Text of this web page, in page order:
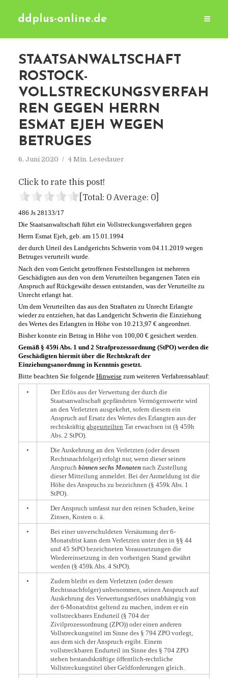
ddplus-online.de
STAATSANWALTSCHAFT
ROSTOCK-
VOLLSTRECKUNGSVERFAH
REN GEGEN HERRN
ESMAT EJEH WEGEN
BETRUGES
6. Juni 2020 4 Min. Lesedauer
Click to rate this post!
[Total: 0 Average: 0]
486 Js 28133/17
Die Staatsanwaltschaft führt ein Vollstreckungsverfahren gegen
Herrn Esmat Ejeh, geb. am 15.01.1994
der durch Urteil des Landgerichts Schwerin vom 04.11.2019 wegen
Betruges verurteilt wurde.
Nach den vom Gericht getroffenen Feststellungen ist mehreren
Geschädigten aus den von dem Verurteilten begangenen Taten ein
Anspruch auf Rückgewähr dessen entstanden, was der Verurteilte zu
Unrecht erlangt hat.
Um dem Verurteilten das aus den Straftaten zu Unrecht Erlangte
wieder zu entziehen, hat das Landgericht Schwerin die Einziehung
des Wertes des Erlangten in Höhe von 10.213,97 € angeordnet.
Bisher konnte ein Betrag in Höhe von 100,00 € gesichert werden.
Gemäß § 459i Abs. 1 und 2 Strafprozessordnung (StPO) werden die
Geschädigten hiermit über die Rechtskraft der
Einziehungsanordnung in Kenntnis gesetzt.
Bitte beachten Sie folgende Hinweisezum weiteren Verfahrensablauf:
•
Der Erlös aus der Verwertung der durch die
Staatsanwaltschaft gepfändeten Vermögenswerte wird
an den Verletzten ausgekehrt, sofern diesem ein
Anspruch auf Ersatz des Wertes des Erlangten aus der
rechtskräftigabgeurteilten Tat erwachsen ist (§ 459h
Abs. 2 StPO).
•
Die Auskehrung an den Verletzten (oder dessen
Rechtsnachfolger) erfolgt nur, wenn dieser seinen
Anspruchbinnen sechs Monaten nach Zustellung
dieser Mitteilung anmeldet. Bei der Anmeldung ist die
Höhe des Anspruchs zu bezeichnen (§ 459k Abs. 1
StPO).
•
Der Anspruch umfasst nur den reinen Schaden, keine
Zinsen, Kosten o. ä.
•
Bei einer unverschuldeten Versäumung der 6-
Monatsfrist kann dem Verletzten unter den in §§ 44
und 45 StPO bezeichneten Voraussetzungen die
Wiedereinsetzung in den vorherigen Stand gewährt
werden (§ 459k Abs. 4 StPO).
•
Zudem bleibt es dem Verletzten (oder dessen
Rechtsnachfolger) unbenommen, seinen Anspruch auf
Auskehrung des Verwertungserlöses unabhängig von
der 6-Monatsfrist geltend zu machen, indem er ein
vollstreckbares Endurteil (§ 704 der
Zivilprozessordnung (ZPO)) oder einen anderen
Vollstreckungstitel im Sinne des § 794 ZPO vorlegt,
aus dem sich der Anspruch ergibt. Einem
vollstreckbaren Endurteil im Sinne des § 704 ZPO
stehen bestandskräftige öffentlich-rechtliche
Vollstreckungstitel über Geldforderungen gleich.